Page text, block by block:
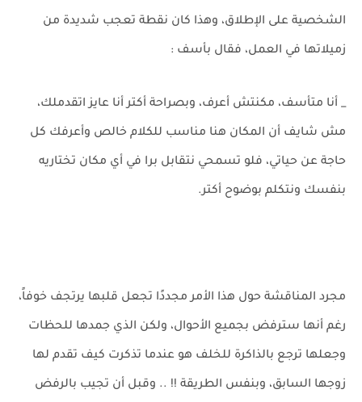
الشخصية على الإطلاق، وهذا كان نقطة تعجب شديدة من
زميلاتها في العمل، فقال بأسف :
_ أنا متأسف، مكنتش أعرف، وبصراحة أكتر أنا عايز اتقدملك،
مش شايف أن المكان هنا مناسب للكلام خالص وأعرفك كل
حاجة عن حياتي، فلو تسمحي نتقابل برا في أي مكان تختاريه
بنفسك ونتكلم بوضوح أكتر.
مجرد المناقشة حول هذا الأمر مجددًا تجعل قلبها يرتجف خوفاً،
رغم أنها سترفض بجميع الأحوال، ولكن الذي جمدها للحظات
وجعلها ترجع بالذاكرة للخلف هو عندما تذكرت كيف تقدم لها
زوجها السابق، وبنفس الطريقة !! .. وقبل أن تجيب بالرفض